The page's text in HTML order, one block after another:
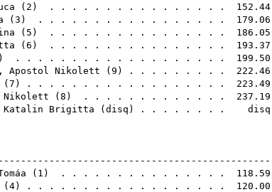
( 2 ) . . . . . . . . . . . . . . . . 152.44
( 3 ) . . . . . . . . . . . . . . . . . 179.06
( 5 ) . . . . . . . . . . . . . . . . 186.05
( 6 ) . . . . . . . . . . . . . . . . 193.37
) . . . . . . . . . . . . . . . . . . . 199.50
Apostol Nikolett ( 9 ) . . . . . . . . . 222.46
( 7 ) . . . . . . . . . . . . . . . . . . 223.49
Nikolett ( 8 ) . . . . . . . . . . . . . 237.19
Katalin Brigitta ( disq ) . . . . . . . . disq
( 1 ) . . . . . . . . . . . . . . . 118.59
( 4) . . . . . . . . . . . . . . . . . . 120.00